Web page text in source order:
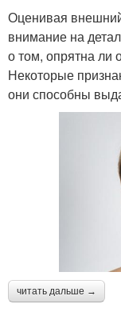
Оценивая
внимание на
о том, опрятна ли
Некоторые
они способны
читать дальше →